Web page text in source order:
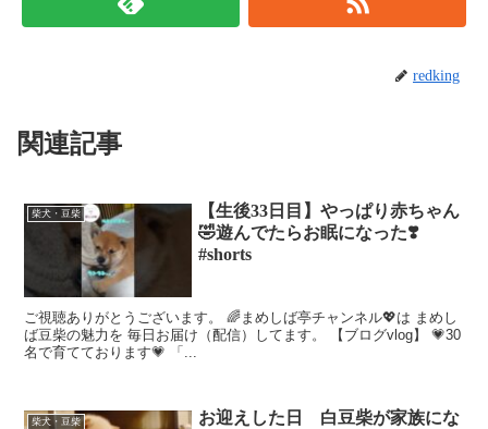
redking
関連記事
柴犬・豆柴
【生後33日目】やっぱり赤ちゃん
🤣遊んでたらお眠になった❣️
#shorts
ご視聴ありがとうございます。 🌈まめしば亭チャンネル💖は まめし
ば豆柴の魅力を 毎日お届け（配信）してます。 【ブログvlog】 💗30
名で育てております💗 「...
柴犬・豆柴
お迎えした日 白豆柴が家族にな